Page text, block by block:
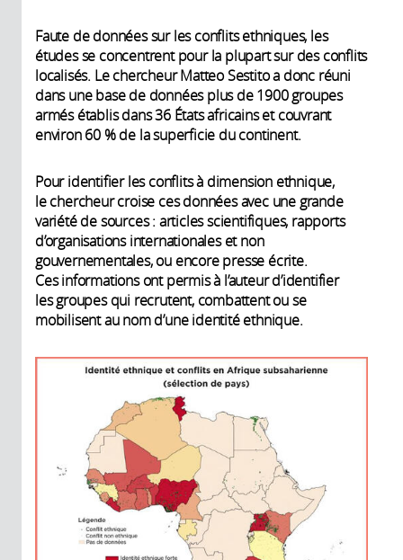
Faute de données sur les conflits ethniques, les
études se concentrent pour la plupart sur des conflits
localisés. Le chercheur Matteo Sestito a donc réuni
dans une base de données plus de 1900 groupes
armés établis dans 36 États africains et couvrant
environ 60 % de la superficie du continent.
Pour identifier les conflits à dimension ethnique,
le chercheur croise ces données avec une grande
variété de sources : articles scientifiques, rapports
d’organisations internationales et non
gouvernementales, ou encore presse écrite.
Ces informations ont permis à l’auteur d’identifier
les groupes qui recrutent, combattent ou se
mobilisent au nom d’une identité ethnique.